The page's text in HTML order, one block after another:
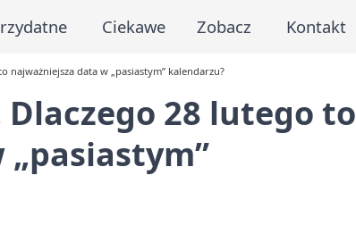
Ciekawe Zobacz Kontakt
najważniejsza data w „pasiastym” kalendarzu?
28 lutego to